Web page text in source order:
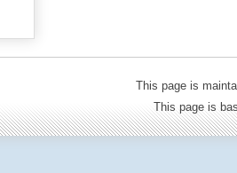
This page is
This page is